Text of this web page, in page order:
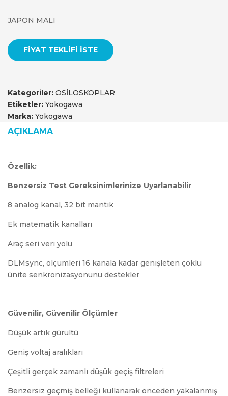
JAPON MALI
FIYAT TEKLIFI İSTE
Kategoriler: OSİLOSKOPLAR
Etiketler: Yokogawa
Marka: Yokogawa
AÇIKLAMA
Özellik:
Benzersiz Test Gereksinimlerinize Uyarlanabilir
8 analog kanal, 32 bit mantık
Ek matematik kanalları
Araç seri veri yolu
DLMsync, ölçümleri 16 kanala kadar genişleten çoklu
ünite senkronizasyonunu destekler
Güvenilir, Güvenilir Ölçümler
Düşük artık gürültü
Geniş voltaj aralıkları
Çeşitli gerçek zamanlı düşük geçiş filtreleri
Benzersiz geçmiş belleği kullanarak önceden yakalanmış